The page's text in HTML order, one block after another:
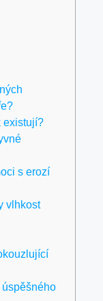
existují?
s erozí
vlhkost